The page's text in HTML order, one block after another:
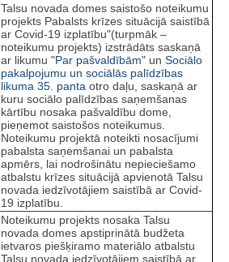
Talsu novada domes saistošo noteikumu
projekts Pabalsts krīzes situācijā saistībā
ar Covid-19 izplatību"(turpmāk –
noteikumu projekts) izstrādāts saskaņā
ar likumu "Par pašvaldībām" un Sociālo
pakalpojumu un sociālās palīdzības
likuma 35. panta otro daļu, saskaņā ar
kuru sociālo palīdzības saņemšanas
kārtību nosaka pašvaldību dome,
pieņemot saistošos noteikumus.
Noteikumu projektā noteikti nosacījumi
pabalsta saņemšanai un pabalsta
apmērs, lai nodrošinātu nepieciešamo
atbalstu krīzes situācijā apvienotā Talsu
novada iedzīvotājiem saistībā ar Covid-
19 izplatību.
Noteikumu projekts nosaka Talsu
novada domes apstiprinātā budžeta
ietvaros piešķiramo materiālo atbalstu
Talsu novada iedzīvotājiem saistībā ar